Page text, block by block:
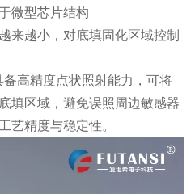
微型芯片结构
越小，对底填固化区域控制
高精度点状照射能力，可将
填区域，避免误照周边敏感器
艺精度与稳定性。